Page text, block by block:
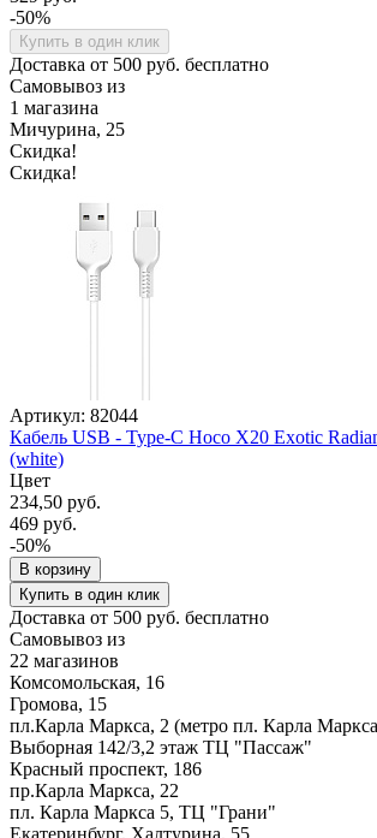
-50%
Купить в один клик
Доставка от 500 руб. бесплатно
Самовывоз из
1 магазина
Мичурина, 25
Скидка!
Скидка!
Артикул: 82044
Кабель USB - Type-C Hoco X20 Exotic
(white)
Цвет
234,50 руб.
469 руб.
-50%
В корзину
Купить в один клик
Доставка от 500 руб. бесплатно
Самовывоз из
22 магазинов
Комсомольская, 16
Громова, 15
пл.Карла Маркса, 2 (метро пл. Карла
Выборная 142/3,2 этаж ТЦ "Пассаж"
Красный проспект, 186
пр.Карла Маркса, 22
пл. Карла Маркса 5, ТЦ "Грани"
Екатеринбург, Халтурина, 55